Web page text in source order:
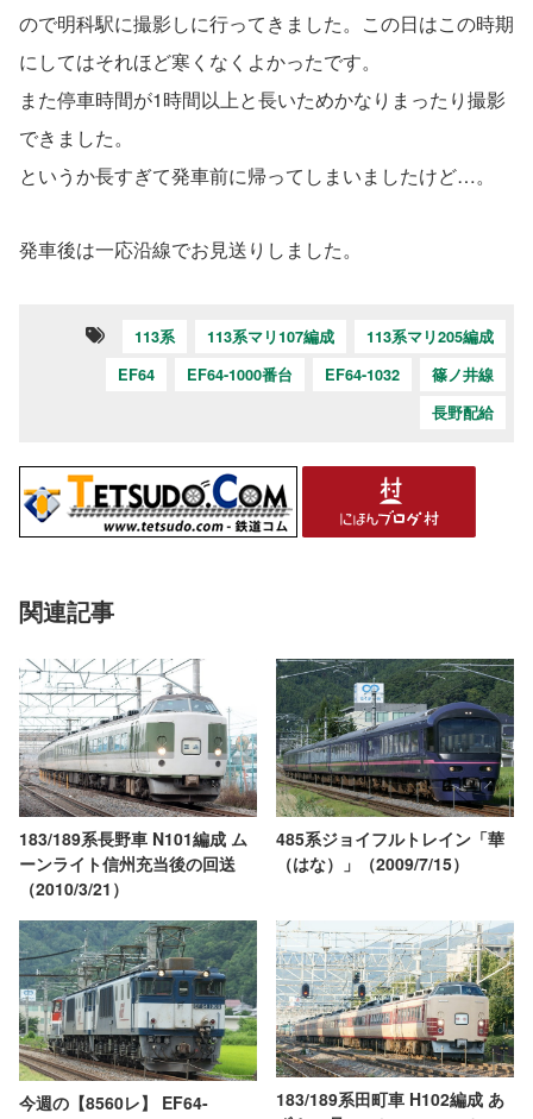
ので明科駅に撮影しに行ってきました。この日はこの時期
にしてはそれほど寒くなくよかったです。
また停車時間が1時間以上と長いためかなりまったり撮影
できました。
というか長すぎて発車前に帰ってしまいましたけど…。
発車後は一応沿線でお見送りしました。
113系 113系マリ107編成
113系マリ205編成
EF64
EF64-1000番台 EF64-1032
篠ノ井線
長野配給
関連記事
183/189系長野車 N101編成 ム
ーンライト信州充当後の回送
（2010/3/21）
485系ジョイフルトレイン「華
（はな）」（2009/7/15）
今週の【8560レ】 EF64-
183/189系田町車 H102編成 あ